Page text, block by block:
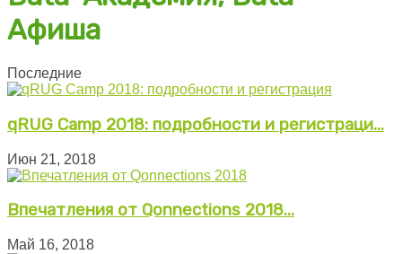
Афиша
Последние
qRUG Camp 2018: подробности и регистраци...
Июн 21, 2018
Впечатления от Qonnections 2018...
Май 16, 2018